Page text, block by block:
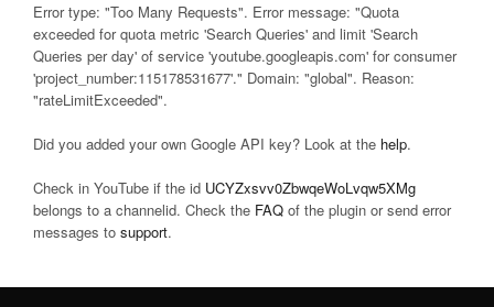
Error type: "Too Many Requests". Error message: "Quota
exceeded for quota metric 'Search Queries' and limit 'Search
Queries per day' of service 'youtube.googleapis.com' for consumer
'project_number:115178531677'." Domain: "global". Reason:
"rateLimitExceeded".
Did you added your own Google API key? Look at the help.
Check in YouTube if the id UCYZxsvv0ZbwqeWoLvqw5XMg
belongs to a channelid. Check the FAQ of the plugin or send error
messages to support.